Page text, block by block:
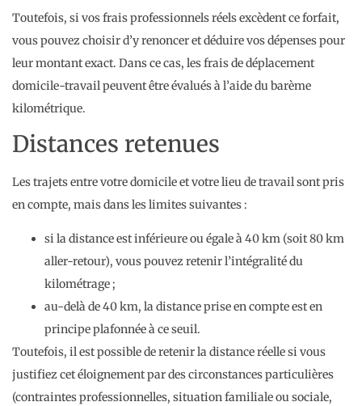
Toutefois, si vos frais professionnels réels excèdent ce forfait,
vous pouvez choisir d’y renoncer et déduire vos dépenses pour
leur montant exact. Dans ce cas, les frais de déplacement
domicile-travail peuvent être évalués à l’aide du barème
kilométrique.
Distances retenues
Les trajets entre votre domicile et votre lieu de travail sont pris
en compte, mais dans les limites suivantes :
si la distance est inférieure ou égale à 40 km (soit 80 km
aller-retour), vous pouvez retenir l’intégralité du
kilométrage ;
au-delà de 40 km, la distance prise en compte est en
principe plafonnée à ce seuil.
Toutefois, il est possible de retenir la distance réelle si vous
justifiez cet éloignement par des circonstances particulières
(contraintes professionnelles, situation familiale ou sociale,